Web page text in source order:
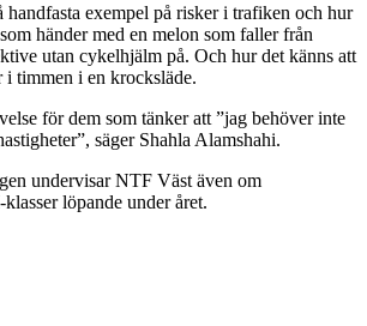
handfasta exempel på risker i trafiken och hur
händer med en melon som faller från
utan cykelhjälm på. Och hur det känns att
timmen i en krocksläde.
för dem som tänker att ”jag behöver inte
säger Shahla Alamshahi.
undervisar NTF Väst även om
löpande under året.